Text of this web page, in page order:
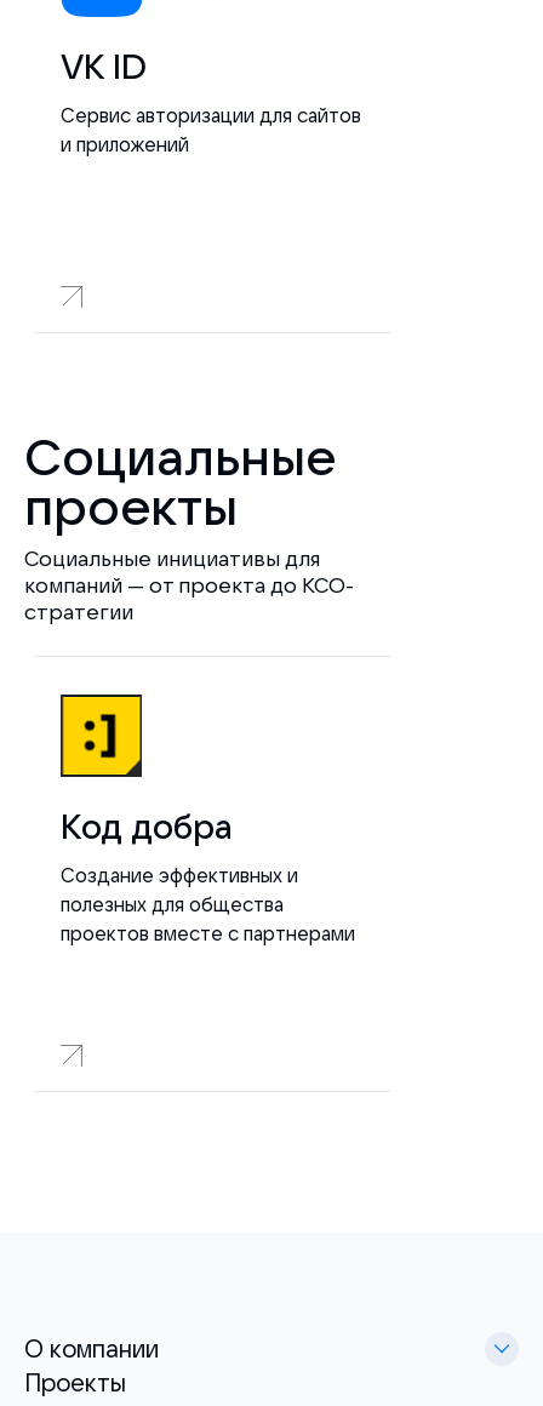
VK ID
Сервис авторизации для сайтов
и приложений
Социальные
проекты
Социальные инициативы для
компаний — от проекта до КСО-
стратегии
Код добра
Создание эффективных и
полезных для общества
проектов вместе с партнерами
О компании
Проекты